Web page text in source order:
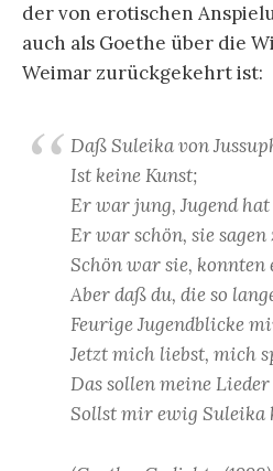
der von erotischen
auch als Goethe über die
Weimar zurückgekehrt ist:
Daß Suleika von
Ist keine Kunst;
Er war jung, Jugend
Er war schön, sie
Schön war sie, konnten
Aber daß du, die so
Feurige Jugendblicke
Jetzt mich liebst, mich
Das sollen meine
Sollst mir ewig Suleika